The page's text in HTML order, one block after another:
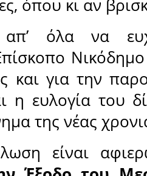
όπου κι αν
όλα να
Νικόδημο
και για την
η ευλογία του
της νέας
είναι